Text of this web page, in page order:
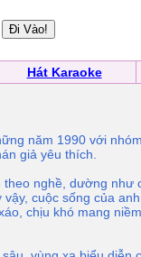
Hát Karaoke
năm 1990 với
giả yêu thích.
nghề, dường như
cuộc sống của
chịu khó mang